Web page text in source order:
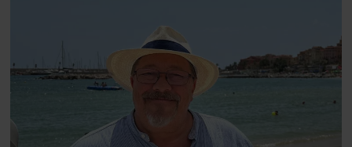
arv, angst, familieliv, frygten for
at miste stemmen og den
livsglæde, han nægter at give slip
på.